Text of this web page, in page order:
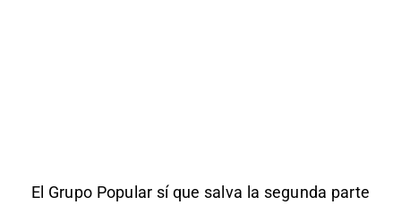
El Grupo Popular sí que salva la segunda parte